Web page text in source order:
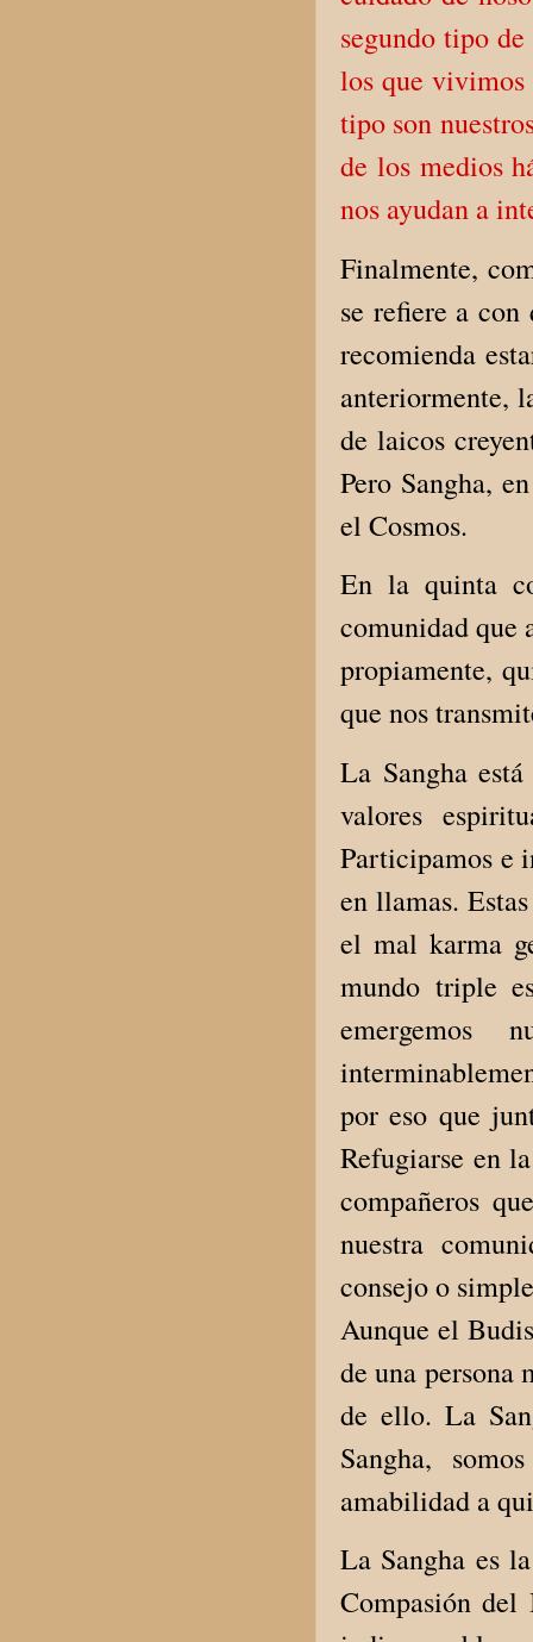
segundo tipo
los que
tipo son
de los medios
nos ayudan a
Finalmente,
se refiere a
recomienda
anteriormente,
de laicos
Pero Sangha,
el Cosmos.
En la quinta
comunidad que
propiamente,
que nos
La Sangha
valores
Participamos e
en llamas.
el mal karma
mundo triple
emergemos
por eso que
Refugiarse en
compañeros
nuestra
consejo o
Aunque el
de una persona
de ello. La
Sangha,
amabilidad a
La Sangha es
Compasión